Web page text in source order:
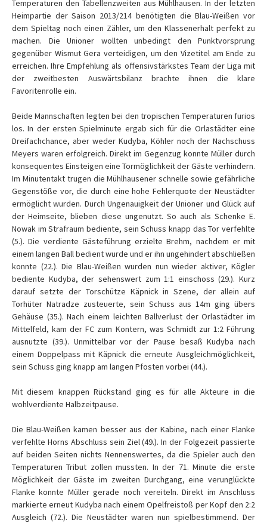
Temperaturen den Tabellenzweiten aus Mühlhausen. In der letzten
Heimpartie der Saison 2013/214 benötigten die Blau-Weißen vor
dem Spieltag noch einen Zähler, um den Klassenerhalt perfekt zu
machen. Die Unioner wollten unbedingt den Punktvorsprung
gegenüber Wismut Gera verteidigen, um den Vizetitel am Ende zu
erreichen. Ihre Empfehlung als offensivstärkstes Team der Liga mit
der zweitbesten Auswärtsbilanz brachte ihnen die klare
Favoritenrolle ein.
Beide Mannschaften legten bei den tropischen Temperaturen furios
los. In der ersten Spielminute ergab sich für die Orlastädter eine
Dreifachchance, aber weder Kudyba, Köhler noch der Nachschuss
Meyers waren erfolgreich. Direkt im Gegenzug konnte Müller durch
konsequentes Einsteigen eine Tormöglichkeit der Gäste verhindern.
Im Minutentakt trugen die Mühlhausener schnelle sowie gefährliche
Gegenstöße vor, die durch eine hohe Fehlerquote der Neustädter
ermöglicht wurden. Durch Ungenauigkeit der Unioner und Glück auf
der Heimseite, blieben diese ungenutzt. So auch als Schenke E.
Nowak im Strafraum bediente, sein Schuss knapp das Tor verfehlte
(5.). Die verdiente Gästeführung erzielte Brehm, nachdem er mit
einem langen Ball bedient wurde und er ihn ungehindert abschließen
konnte (22.). Die Blau-Weißen wurden nun wieder aktiver, Kögler
bediente Kudyba, der sehenswert zum 1:1 einschoss (29.). Kurz
darauf setzte der Torschütze Käpnick in Szene, der allein auf
Torhüter Natradze zusteuerte, sein Schuss aus 14m ging übers
Gehäuse (35.). Nach einem leichten Ballverlust der Orlastädter im
Mittelfeld, kam der FC zum Kontern, was Schmidt zur 1:2 Führung
ausnutzte (39.). Unmittelbar vor der Pause besaß Kudyba nach
einem Doppelpass mit Käpnick die erneute Ausgleichmöglichkeit,
sein Schuss ging knapp am langen Pfosten vorbei (44.).
Mit diesem knappen Rückstand ging es für alle Akteure in die
wohlverdiente Halbzeitpause.
Die Blau-Weißen kamen besser aus der Kabine, nach einer Flanke
verfehlte Horns Abschluss sein Ziel (49.). In der Folgezeit passierte
auf beiden Seiten nichts Nennenswertes, da die Spieler auch den
Temperaturen Tribut zollen mussten. In der 71. Minute die erste
Möglichkeit der Gäste im zweiten Durchgang, eine verunglückte
Flanke konnte Müller gerade noch vereiteln. Direkt im Anschluss
markierte erneut Kudyba nach einem Opelfreistoß per Kopf den 2:2
Ausgleich (72.). Die Neustädter waren nun spielbestimmend. Der